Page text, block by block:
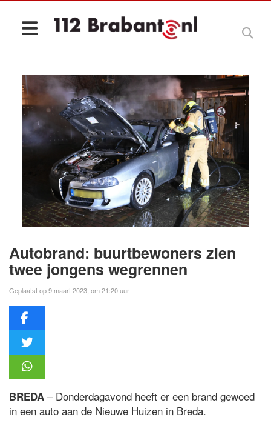
Autobrand: buurtbewoners zien
twee jongens wegrennen
Geplaatst op 9 maart 2023, om 21:20 uur
BREDA – Donderdagavond heeft er een brand gewoed
in een auto aan de Nieuwe Huizen in Breda.